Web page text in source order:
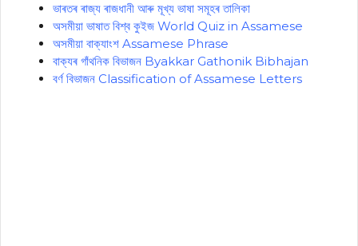
ভাৰতৰ ৰাজ্য ৰাজধানী আৰু মূখ্য ভাষা সমূহৰ তালিকা
অসমীয়া ভাষাত বিশ্ব কুইজ World Quiz in Assamese
অসমীয়া বাক্যাংশ Assamese Phrase
বাক্যৰ গাঁথনিক বিভাজন Byakkar Gathonik Bibhajan
বৰ্ণ বিভাজন Classification of Assamese Letters